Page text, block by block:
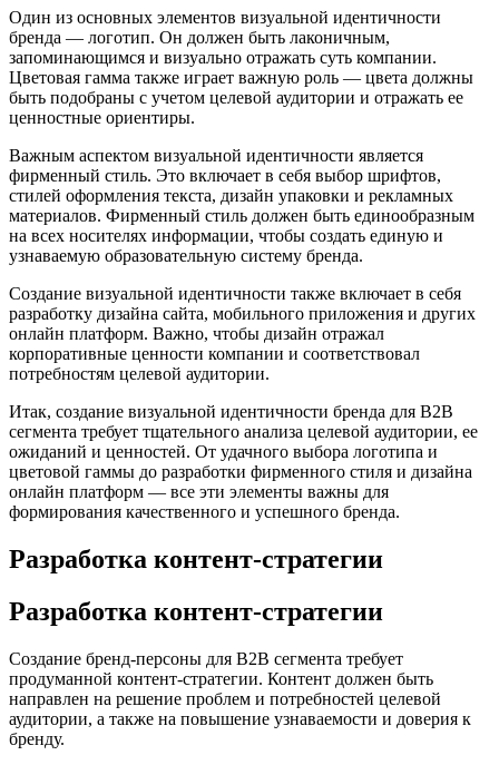
Один из основных элементов визуальной идентичности
бренда — логотип. Он должен быть лаконичным,
запоминающимся и визуально отражать суть компании.
Цветовая гамма также играет важную роль — цвета должны
быть подобраны с учетом целевой аудитории и отражать ее
ценностные ориентиры.
Важным аспектом визуальной идентичности является
фирменный стиль. Это включает в себя выбор шрифтов,
стилей оформления текста, дизайн упаковки и рекламных
материалов. Фирменный стиль должен быть единообразным
на всех носителях информации, чтобы создать единую и
узнаваемую образовательную систему бренда.
Создание визуальной идентичности также включает в себя
разработку дизайна сайта, мобильного приложения и других
онлайн платформ. Важно, чтобы дизайн отражал
корпоративные ценности компании и соответствовал
потребностям целевой аудитории.
Итак, создание визуальной идентичности бренда для B2B
сегмента требует тщательного анализа целевой аудитории, ее
ожиданий и ценностей. От удачного выбора логотипа и
цветовой гаммы до разработки фирменного стиля и дизайна
онлайн платформ — все эти элементы важны для
формирования качественного и успешного бренда.
Разработка контент-стратегии
Разработка контент-стратегии
Создание бренд-персоны для B2B сегмента требует
продуманной контент-стратегии. Контент должен быть
направлен на решение проблем и потребностей целевой
аудитории, а также на повышение узнаваемости и доверия к
бренду.